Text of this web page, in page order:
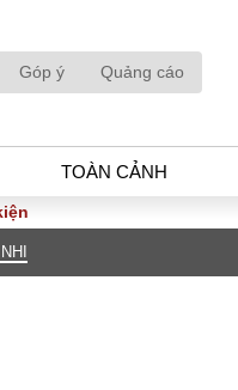
Góp ý Quảng cáo
TOÀN CẢNH
CẢNH